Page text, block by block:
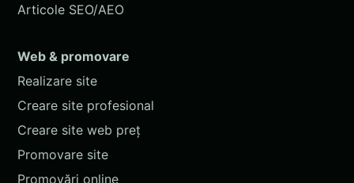
Articole SEO/AEO
Web & promovare
Realizare site
Creare site profesional
Creare site web preț
Promovare site
Promovări online